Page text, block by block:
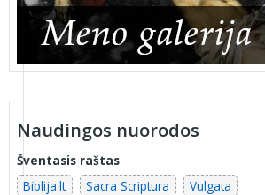
Naudingos nuorodos
Šventasis raštas
Biblija.lt
Sacra Scriptura Vulgata